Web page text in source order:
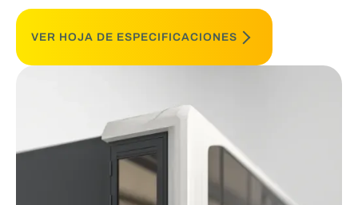
VER HOJA DE ESPECIFICACIONES